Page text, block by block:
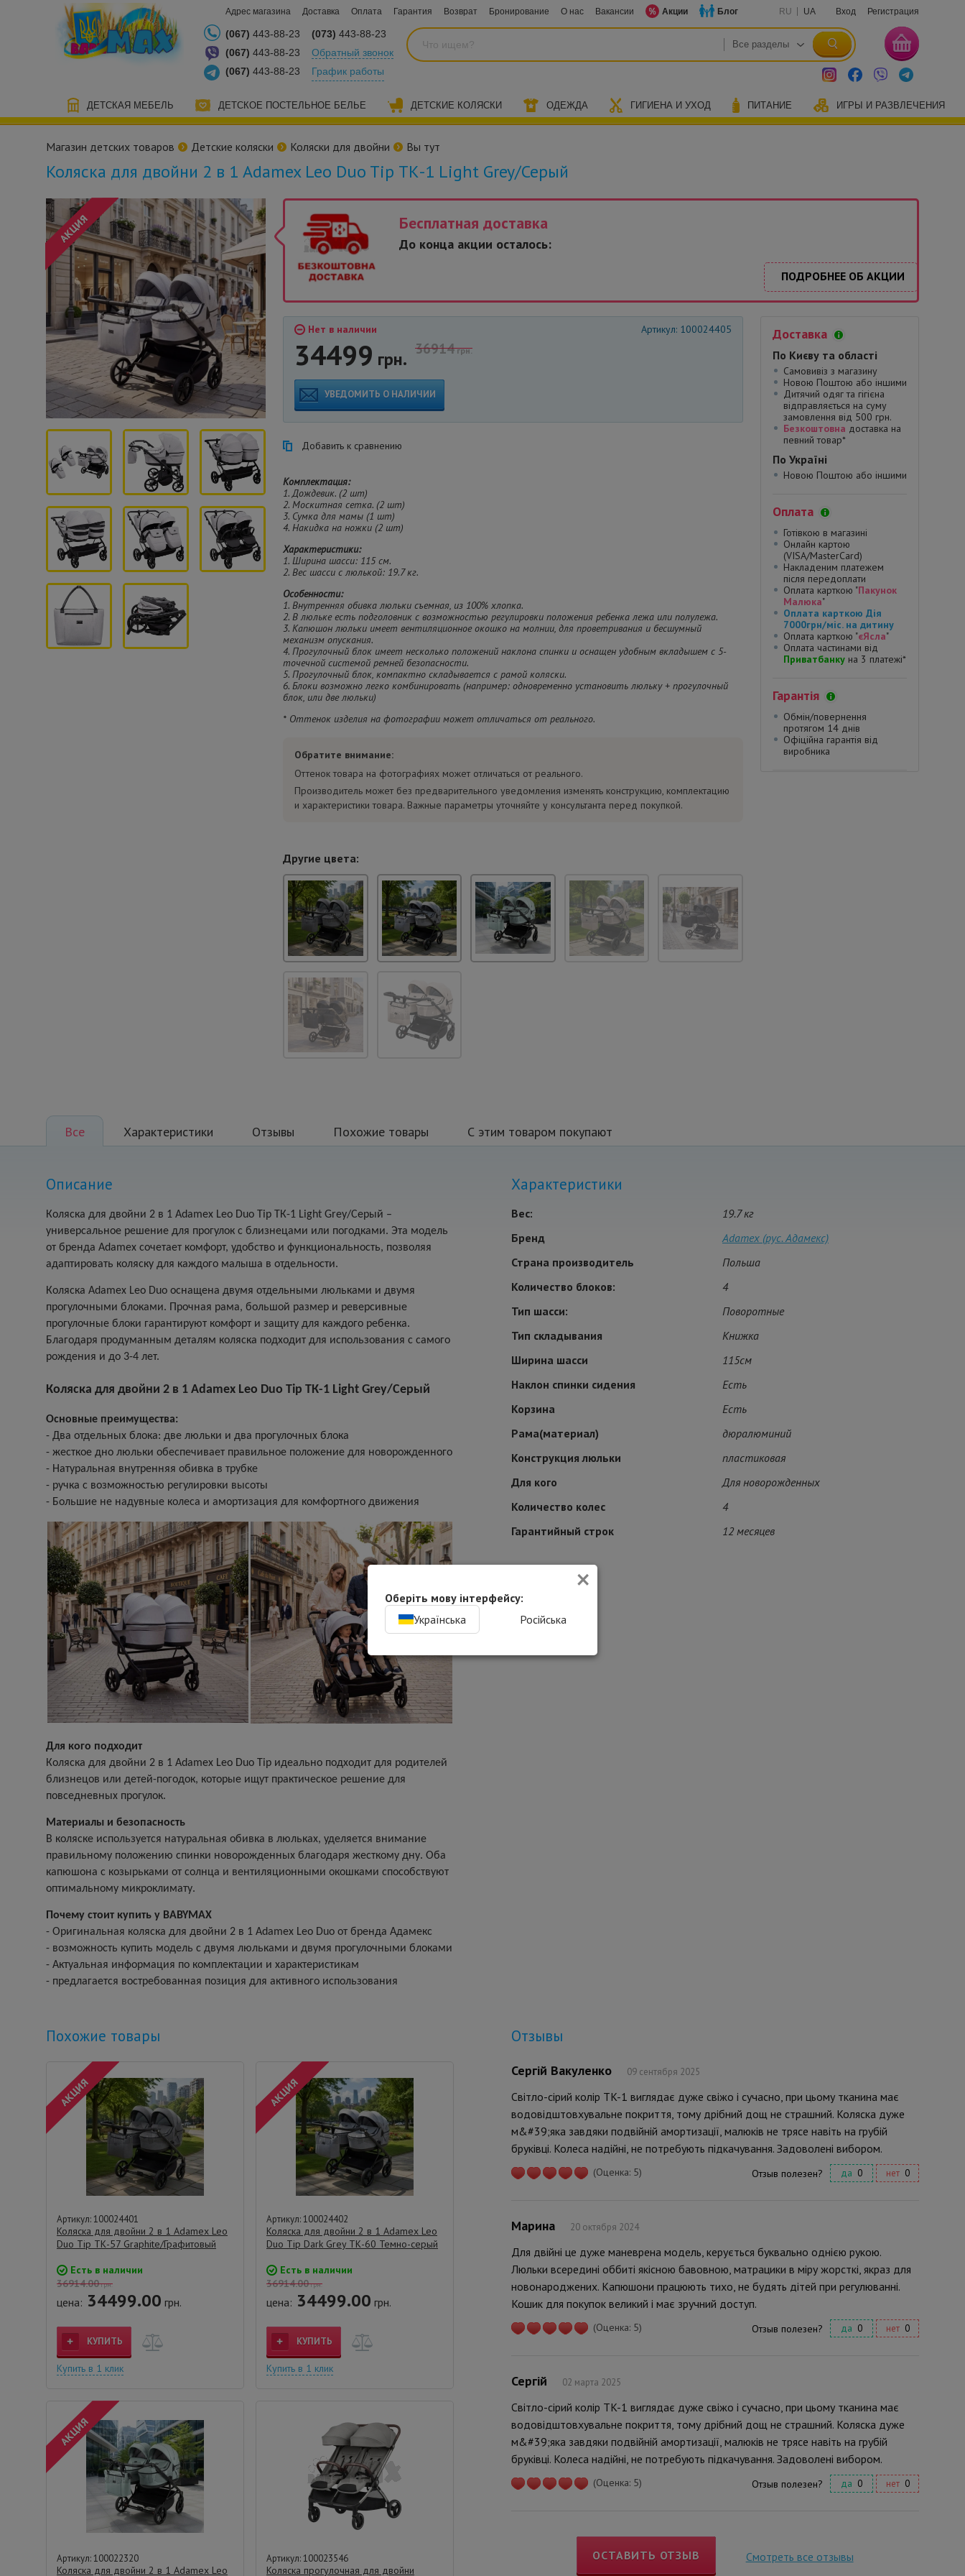
Адрес магазина Доставка Оплата Гарантия Возврат Бронирование О нас Вакансии Акции Блог RU UA Вход Регистрация
(067) 443-88-23
(067) 443-88-23
(067) 443-88-23
(073) 443-88-23
Обратный звонок
График работы
ДЕТСКАЯ МЕБЕЛЬ ДЕТСКОЕ ПОСТЕЛЬНОЕ БЕЛЬЕ ДЕТСКИЕ КОЛЯСКИ ОДЕЖДА ГИГИЕНА И УХОД ПИТАНИЕ ИГРЫ И РАЗВЛЕЧЕНИЯ
Магазин детских товаров Детские коляски Коляски для двойни Вы тут
Коляска для двойни 2 в 1 Adamex Leo Duo Tip ТК-1 Light Grey/Серый
Бесплатная доставка
До конца акции осталось:
ПОДРОБНЕЕ ОБ АКЦИИ
Нет в наличии Артикул: 100024405
36914грн.
34499 грн.
УВЕДОМИТЬ О НАЛИЧИИ
Добавить к сравнению
Комплектация:
1. Дождевик. (2 шт)
2. Москитная сетка. (2 шт)
3. Сумка для мамы (1 шт)
4. Накидка на ножки (2 шт)
Характеристики:
1. Ширина шасси: 115 см.
2. Вес шасси с люлькой: 19.7 кг.
Особенности:
1. Внутренняя обивка люльки съемная, из 100% хлопка.
2. В люльке есть подголовник с возможностью регулировки положения ребенка лежа или полулежа.
3. Капюшон люльки имеет вентиляционное окошко на молнии, для проветривания и бесшумный
механизм опускания.
4. Прогулочный блок имеет несколько положений наклона спинки и оснащен удобным вкладышем с 5-
точечной системой ремней безопасности.
5. Прогулочный блок, компактно складывается с рамой коляски.
6. Блоки возможно легко комбинировать (например: одновременно установить люльку + прогулочный
блок, или две люльки)
* Оттенок изделия на фотографии может отличаться от реального.
Обратите внимание:
Оттенок товара на фотографиях может отличаться от реального.
Производитель может без предварительного уведомления изменять конструкцию, комплектацию
и характеристики товара. Важные параметры уточняйте у консультанта перед покупкой.
Другие цвета:
Доставка
По Києву та області
Самовивіз з магазину
Новою Поштою або іншими
Дитячий одяг та гігієна
відправляється на суму
замовлення від 500 грн.
Безкоштовна доставка на
певний товар*
По Україні
Новою Поштою або іншими
Оплата
Готівкою в магазині
Онлайн картою
(VISA/MasterCard)
Накладеним платежем
після передоплати
Оплата карткою "Пакунок
Малюка"
Оплата карткою Дія
7000грн/міс. на дитину
Оплата карткою "єЯсла"
Оплата частинами від
Приватбанку на 3 платежі*
Гарантія
Обмін/повернення
протягом 14 днів
Офіційна гарантія від
виробника
Все Характеристики Отзывы Похожие товары С этим товаром покупают
Описание
Коляска для двойни 2 в 1 Adamex Leo Duo Tip ТК-1 Light Grey/Серый –
универсальное решение для прогулок с близнецами или погодками. Эта модель
от бренда Adamex сочетает комфорт, удобство и функциональность, позволяя
адаптировать коляску для каждого малыша в отдельности.
Коляска Adamex Leo Duo оснащена двумя отдельными люльками и двумя
прогулочными блоками. Прочная рама, большой размер и реверсивные
прогулочные блоки гарантируют комфорт и защиту для каждого ребенка.
Благодаря продуманным деталям коляска подходит для использования с самого
рождения и до 3-4 лет.
Коляска для двойни 2 в 1 Adamex Leo Duo Tip ТК-1 Light Grey/Серый
Основные преимущества:
- Два отдельных блока: две люльки и два прогулочных блока
- жесткое дно люльки обеспечивает правильное положение для новорожденного
- Натуральная внутренняя обивка в трубке
- ручка с возможностью регулировки высоты
- Большие не надувные колеса и амортизация для комфортного движения
Для кого подходит
Коляска для двойни 2 в 1 Adamex Leo Duo Tip идеально подходит для родителей
близнецов или детей-погодок, которые ищут практическое решение для
повседневных прогулок.
Материалы и безопасность
В коляске используется натуральная обивка в люльках, уделяется внимание
правильному положению спинки новорожденных благодаря жесткому дну. Оба
капюшона с козырьками от солнца и вентиляционными окошками способствуют
оптимальному микроклимату.
Почему стоит купить у BABYMAX
- Оригинальная коляска для двойни 2 в 1 Adamex Leo Duo от бренда Адамекс
- возможность купить модель с двумя люльками и двумя прогулочными блоками
- Актуальная информация по комплектации и характеристикам
- предлагается востребованная позиция для активного использования
Характеристики
Вес:
19.7 кг
Бренд
Adamex (рус. Адамекс)
Страна производитель
Польша
Количество блоков:
4
Тип шасси:
Поворотные
Тип складывания
Книжка
Ширина шасси
115см
Наклон спинки сидения
Есть
Корзина
Есть
Рама(материал)
дюралюминий
Конструкция люльки
пластиковая
Для кого
Для новорожденных
Количество колес
4
Гарантийный строк
12 месяцев
Похожие товары
Артикул: 100024401
Коляска для двойни 2 в 1 Adamex Leo
Duo Tip ТК-57 Graphite/Графитовый
Есть в наличии
36914.00грн.
цена: 34499.00 грн.
КУПИТЬ
Купить в 1 клик
Артикул: 100024402
Коляска для двойни 2 в 1 Adamex Leo
Duo Tip Dark Grey ТК-60 Темно-серый
Есть в наличии
36914.00грн.
цена: 34499.00 грн.
КУПИТЬ
Купить в 1 клик
Артикул: 100022320
Коляска для двойни 2 в 1 Adamex Leo
Артикул: 100023546
Коляска прогулочная для двойни
Отзывы
Сергій Вакуленко 09 сентября 2025
Світло-сірий колір TK-1 виглядає дуже свіжо і сучасно, при цьому тканина має
водовідштовхувальне покриття, тому дрібний дощ не страшний. Коляска дуже
м&#39;яка завдяки подвійній амортизації, малюків не трясе навіть на грубій
бруківці. Колеса надійні, не потребують підкачування. Задоволені вибором.
(Оценка: 5) Отзыв полезен? да 0 нет 0
Марина 20 октября 2024
Для двійні це дуже маневрена модель, керується буквально однією рукою.
Люльки всередині оббиті якісною бавовною, матрацики в міру жорсткі, якраз для
новонароджених. Капюшони працюють тихо, не будять дітей при регулюванні.
Кошик для покупок великий і має зручний доступ.
(Оценка: 5) Отзыв полезен? да 0 нет 0
Сергій 02 марта 2025
Світло-сірий колір TK-1 виглядає дуже свіжо і сучасно, при цьому тканина має
водовідштовхувальне покриття, тому дрібний дощ не страшний. Коляска дуже
м&#39;яка завдяки подвійній амортизації, малюків не трясе навіть на грубій
бруківці. Колеса надійні, не потребують підкачування. Задоволені вибором.
(Оценка: 5) Отзыв полезен? да 0 нет 0
ОСТАВИТЬ ОТЗЫВ Смотреть все отзывы
×
Оберіть мову інтерфейсу:
Українська
Російська